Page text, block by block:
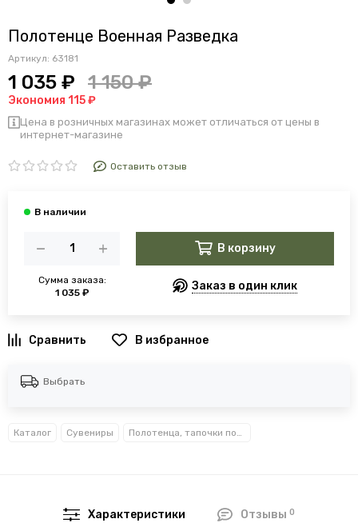
Полотенце Военная Разведка
Артикул: 63181
1 035 ₽ 1 150 ₽
Экономия 115 ₽
Цена в розничных магазинах может отличаться от цены в
интернет-магазине
Оставить отзыв
Сумма заказа:
1 035 ₽
В корзину
Заказ в один клик
В избранное
Выбрать
Каталог Сувениры Полотенца, тапочки подарочные
Характеристики Отзывы 0